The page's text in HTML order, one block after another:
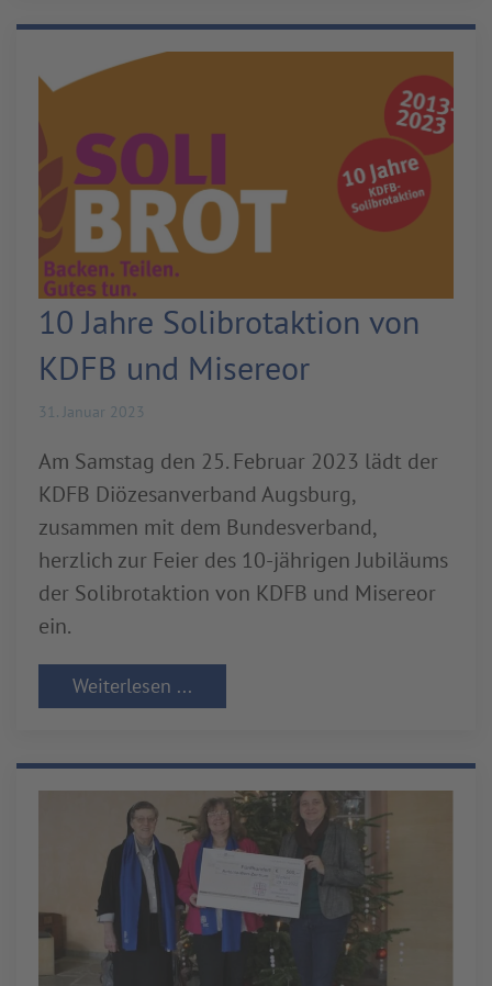
10 Jahre Solibrotaktion von
KDFB und Misereor
31. Januar 2023
Am Samstag den 25. Februar 2023 lädt der
KDFB Diözesanverband Augsburg,
zusammen mit dem Bundesverband,
herzlich zur Feier des 10-jährigen Jubiläums
der Solibrotaktion von KDFB und Misereor
ein.
Weiterlesen ...